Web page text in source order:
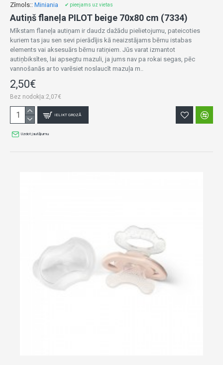
Zīmols:: Miniania ✔ pieejams uz vietas
Autiņš flaneļa PILOT beige 70x80 cm (7334)
Mīkstam flaneļa autiņam ir daudz dažādu pielietojumu, pateicoties
kuriem tas jau sen sevi pierādījis kā neaizstājams bērnu istabas
elements vai aksesuārs bērnu ratiņiem. Jūs varat izmantot
autiņbiksītes, lai apsegtu mazuli, ja jums nav pa rokai segas, pēc
vannošanās ar to varēsiet noslaucīt mazuļa m..
2,50€
Bez nodokļa:2,07€
IELIKT GROZĀ
Uzdot jautājumu